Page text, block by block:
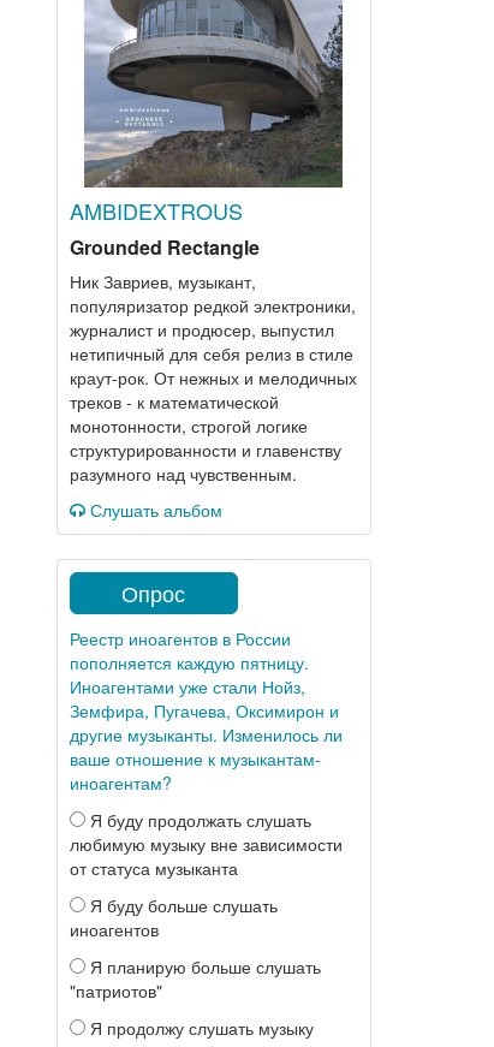
AMBIDEXTROUS
Grounded Rectangle
Ник Завриев, музыкант,
популяризатор редкой электроники,
журналист и продюсер, выпустил
нетипичный для себя релиз в стиле
краут-рок. От нежных и мелодичных
треков - к математической
монотонности, строгой логике
структурированности и главенству
разумного над чувственным.
Слушать альбом
Опрос
Реестр иноагентов в России
пополняется каждую пятницу.
Иноагентами уже стали Нойз,
Земфира, Пугачева, Оксимирон и
другие музыканты. Изменилось ли
ваше отношение к музыкантам-
иноагентам?
Я буду продолжать слушать
любимую музыку вне зависимости
от статуса музыканта
Я буду больше слушать
иноагентов
Я планирую больше слушать
"патриотов"
Я продолжу слушать музыку